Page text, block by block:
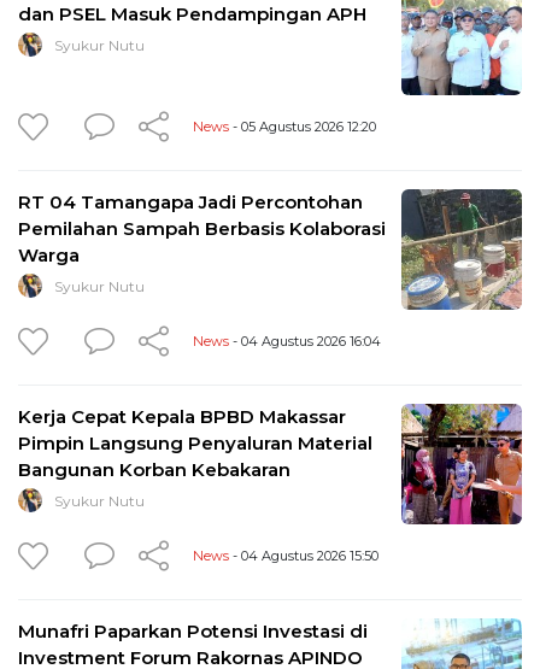
dan PSEL Masuk Pendampingan APH
Syukur Nutu
News - 05 Agustus 2026 12:20
RT 04 Tamangapa Jadi Percontohan
Pemilahan Sampah Berbasis Kolaborasi
Warga
Syukur Nutu
News - 04 Agustus 2026 16:04
Kerja Cepat Kepala BPBD Makassar
Pimpin Langsung Penyaluran Material
Bangunan Korban Kebakaran
Syukur Nutu
News - 04 Agustus 2026 15:50
Munafri Paparkan Potensi Investasi di
Investment Forum Rakornas APINDO